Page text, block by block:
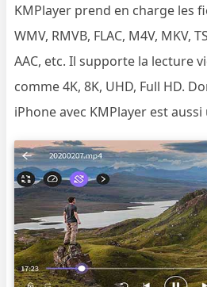
KMPlayer prend en charge les
WMV, RMVB, FLAC, M4V, MKV,
AAC, etc. Il supporte la lecture
comme 4K, 8K, UHD, Full HD.
iPhone avec KMPlayer est